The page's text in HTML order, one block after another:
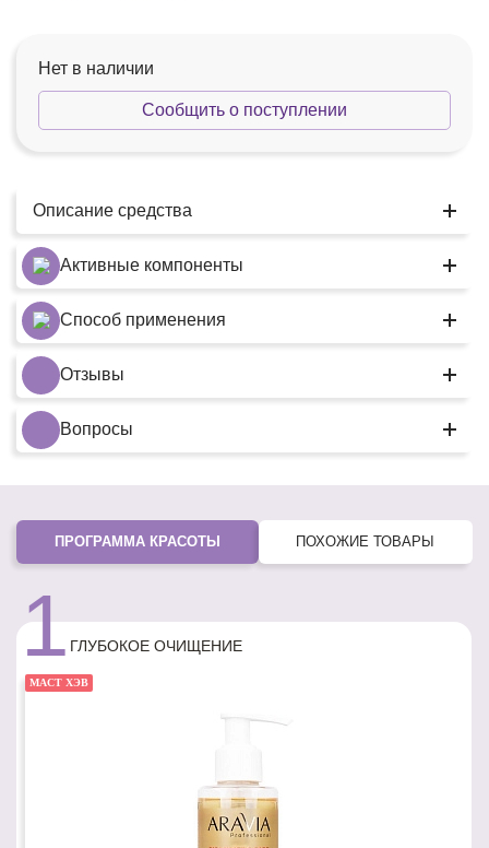
Нет в наличии
Сообщить о поступлении
Описание средства
Активные компоненты
Способ применения
Отзывы
Вопросы
ПРОГРАММА КРАСОТЫ ПОХОЖИЕ ТОВАРЫ
1ГЛУБОКОЕ ОЧИЩЕНИЕ
МАСТ ХЭВ